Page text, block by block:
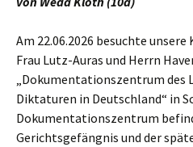
Am 22.06.2026 besuchte
Frau Lutz-Auras und Herrn
„Dokumentationszentrum des
Diktaturen in Deutschland“ in
Dokumentationszentrum
Gerichtsgefängnis und der